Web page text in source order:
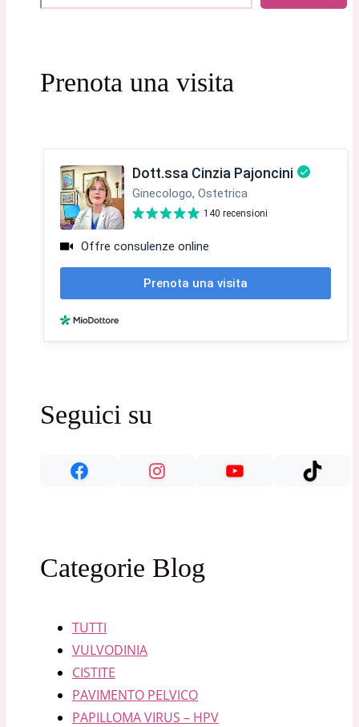
Prenota una visita
Seguici su
Categorie Blog
TUTTI
VULVODINIA
CISTITE
PAVIMENTO PELVICO
PAPILLOMA VIRUS – HPV